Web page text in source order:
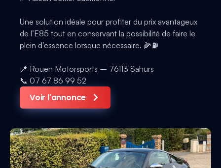
Une solution idéale pour profiter du prix avantageux
de l’E85 tout en conservant la possibilité de faire le
plein d’essence lorsque nécessaire. 🌽⛽️
📍 Rouen Motorsports – 76113 Sahurs
📞 07 67 86 99 52
Voir l'annonce